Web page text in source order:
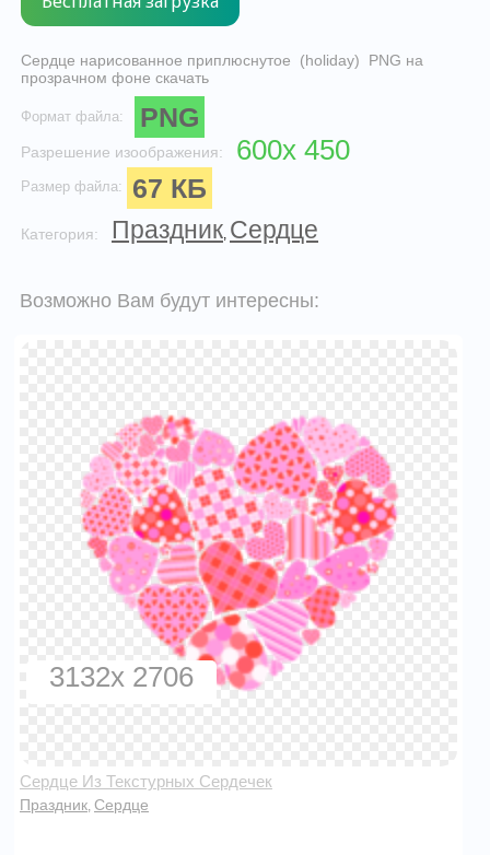
Сердце нарисованное приплюснутое (holiday) PNG на
прозрачном фоне скачать
Формат файла: PNG
Разрешение изоображения: 600x 450
Размер файла: 67 КБ
Категория: Праздник Сердце
Возможно Вам будут интересны:
3132x 2706
Сердце Из Текстурных Сердечек
Праздник Сердце